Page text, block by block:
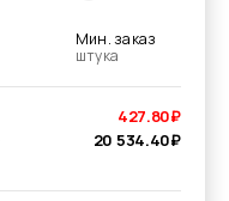
Мин. заказ
штука
427.80₽
20 534.40₽